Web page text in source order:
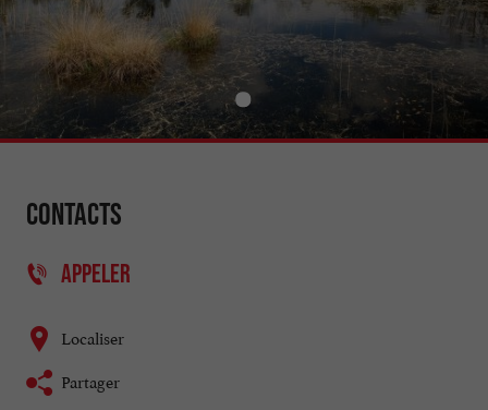
Contacts
APPELER
Localiser
Partager